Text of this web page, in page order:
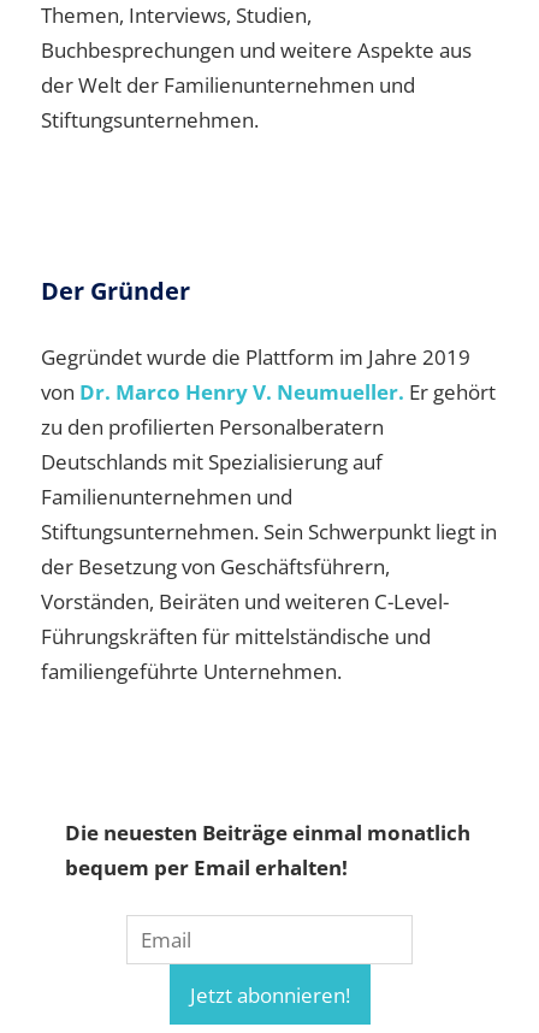
Themen, Interviews, Studien,
Buchbesprechungen und weitere Aspekte aus
der Welt der Familienunternehmen und
Stiftungsunternehmen.
Der Gründer
Gegründet wurde die Plattform im Jahre 2019
von Dr. Marco Henry V. Neumueller. Er gehört
zu den profilierten Personalberatern
Deutschlands mit Spezialisierung auf
Familienunternehmen und
Stiftungsunternehmen. Sein Schwerpunkt liegt in
der Besetzung von Geschäftsführern,
Vorständen, Beiräten und weiteren C-Level-
Führungskräften für mittelständische und
familiengeführte Unternehmen.
Die neuesten Beiträge einmal monatlich
bequem per Email erhalten!